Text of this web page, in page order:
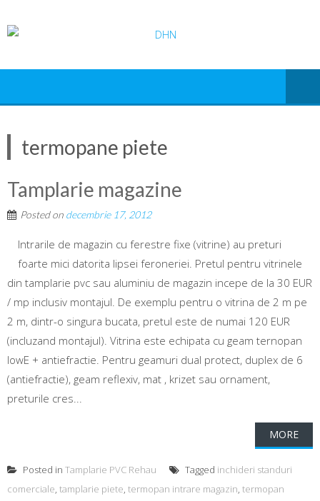
termopane piete
Tamplarie magazine
Posted on decembrie 17, 2012
Intrarile de magazin cu ferestre fixe (vitrine) au preturi
foarte mici datorita lipsei feroneriei. Pretul pentru vitrinele
din tamplarie pvc sau aluminiu de magazin incepe de la 30 EUR
/ mp inclusiv montajul. De exemplu pentru o vitrina de 2 m pe
2 m, dintr-o singura bucata, pretul este de numai 120 EUR
(incluzand montajul). Vitrina este echipata cu geam ternopan
lowE + antiefractie. Pentru geamuri dual protect, duplex de 6
(antiefractie), geam reflexiv, mat , krizet sau ornament,
preturile cres...
MORE
Posted in Tamplarie PVC Rehau Tagged inchideri standuri
comerciale, tamplarie piete, termopan intrare magazin, termopan